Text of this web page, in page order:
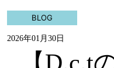
BLOG
2026年01月30日